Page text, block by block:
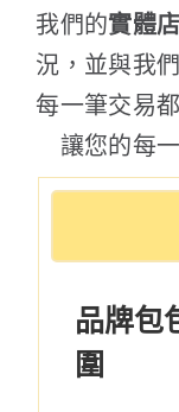
我們的實體
況，並與我
每一筆交易
讓您的每
品牌包
圍